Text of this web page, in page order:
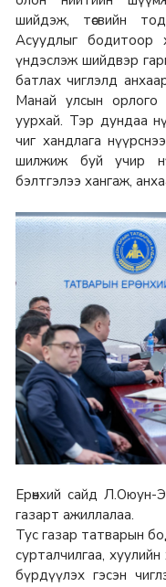
шийдэж, төсвийн
Асуудлыг бодитоор
үндэслэж шийдвэр
батлах чиглэлд
Манай улсын
уурхай. Тэр дундаа
чиг хандлага
шилжиж буй учир
бэлтгэлээ хангаж,
Ерөнхий сайд Л.Оюун-
газарт ажиллалаа.
Тус газар татварын
сурталчилгаа,
бүрдүүлэх гэсэн